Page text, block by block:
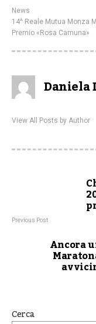
News
14^ Reale Mutua Monza
Premio «Rosa Camuna»
Daniela
View All Posts by Author
Previous Post
Ancora
Cerca